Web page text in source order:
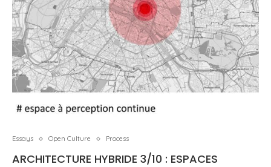
Essays Open Culture Process
ARCHITECTURE HYBRIDE 3/10 : ESPACES